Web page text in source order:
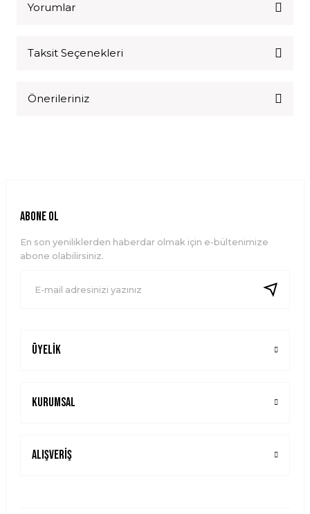
Yorumlar
Taksit Seçenekleri
Önerileriniz
Ürün resmi kalitesiz, bozuk veya görüntülenemiyor.
Ürün bilgilerinde hatalar bulunuyor.
Bu ürüne benzer farklı alternatifler olmalı.
Üyelik
Kurumsal
Alışveriş
ABONE OL
En son yeniliklerden haberdar olmak için e-bültenimize
abone olabilirsiniz.